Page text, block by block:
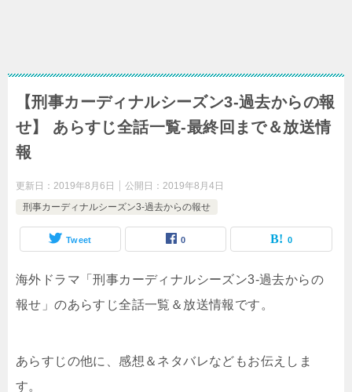
【刑事カーディナルシーズン3-過去からの報
せ】 あらすじ全話一覧-最終回まで＆放送情
報
更新日： 2019年8月6日 公開日： 2019年8月4日
刑事カーディナルシーズン3-過去からの報せ
Tweet 0 0
海外ドラマ「刑事カーディナルシーズン3-過去からの
報せ」のあらすじ全話一覧＆放送情報です。
あらすじの他に、感想＆ネタバレなどもお伝えしま
す。